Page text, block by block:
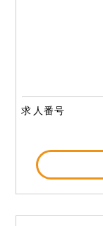
求人番号